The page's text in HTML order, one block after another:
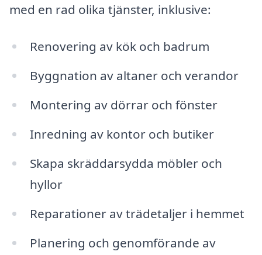
med en rad olika tjänster, inklusive:
Renovering av kök och badrum
Byggnation av altaner och verandor
Montering av dörrar och fönster
Inredning av kontor och butiker
Skapa skräddarsydda möbler och
hyllor
Reparationer av trädetaljer i hemmet
Planering och genomförande av